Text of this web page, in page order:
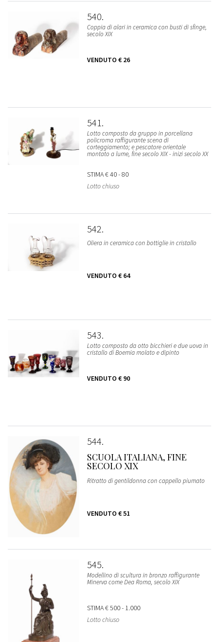
540
Coppia di alari in ceramica con busti di sfinge,
secolo XIX
VENDUTO € 26
541
Lotto composto da gruppo in porcellana
policroma raffigurante scena di
corteggiamento; e pescatore orientale
montato a lume, fine secolo XIX - inizi secolo XX
STIMA€ 40 - 80
Lotto chiuso
542
Oliera in ceramica con bottiglie in cristallo
VENDUTO € 64
543
Lotto composto da otto bicchieri e due uova in
cristallo di Boemia molato e dipinto
VENDUTO € 90
544
SCUOLA ITALIANA, FINE
SECOLO XIX
Ritratto di gentildonna con cappello piumato
VENDUTO € 51
545
Modellino di scultura in bronzo raffigurante
Minerva come Dea Roma, secolo XIX
STIMA€ 500 - 1.000
Lotto chiuso